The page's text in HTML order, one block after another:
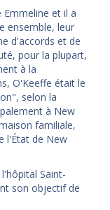
Emmeline et il a
ensemble, leur
d'accords et de
pour la plupart,
à la
O'Keeffe était le
selon la
à New
familiale,
l'État de New
Saint-
son objectif de